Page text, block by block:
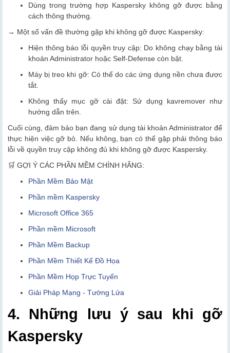
Dùng trong trường hợp Kaspersky không gỡ được bằng
cách thông thường.
→ Một số vấn đề thường gặp khi không gỡ được Kaspersky:
Hiện thông báo lỗi quyền truy cập: Do không chạy bằng tài
khoản Administrator hoặc Self-Defense còn bật.
Máy bị treo khi gỡ: Có thể do các ứng dụng nền chưa được
tắt.
Không thấy mục gỡ cài đặt: Sử dụng kavremover như
hướng dẫn trên.
Cuối cùng, đảm bảo bạn đang sử dụng tài khoản Administrator để
thực hiện việc gỡ bỏ. Nếu không, bạn có thể gặp phải thông báo
lỗi về quyền truy cập không đủ khi không gỡ được Kaspersky.
🛒 GỢI Ý CÁC PHẦN MỀM CHÍNH HÃNG:
Phần Mềm Bảo Mật
Phần mềm Kaspersky
Microsoft Office 365
Phần mềm Microsoft
Phần Mềm Backup
Phần Mềm Thiết Kế Đồ Họa
Phần Mềm Họp Trực Tuyến
Giải Pháp Mạng - Tường Lửa
4. Những lưu ý sau khi gỡ
Kaspersky